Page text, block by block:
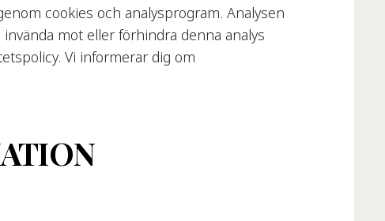
cookies och analysprogram. Analysen
mot eller förhindra denna analys
Vi informerar dig om